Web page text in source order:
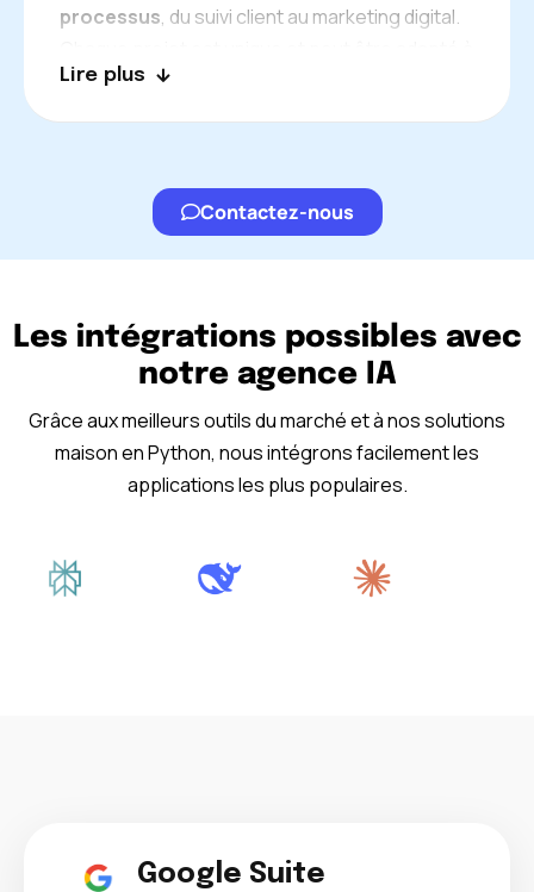
processus, du suivi client au marketing digital.
vos besoins spécifiques. Discutons ensemble
Lire plus
Contactez-nous
Les intégrations possibles avec
notre agence IA
Grâce aux meilleurs outils du marché et à nos solutions
maison en Python, nous intégrons facilement les
applications les plus populaires.
Google Suite